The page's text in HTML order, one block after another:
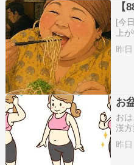
[今
上
ャ
昨日
お
お
漢
休
ら
昨日